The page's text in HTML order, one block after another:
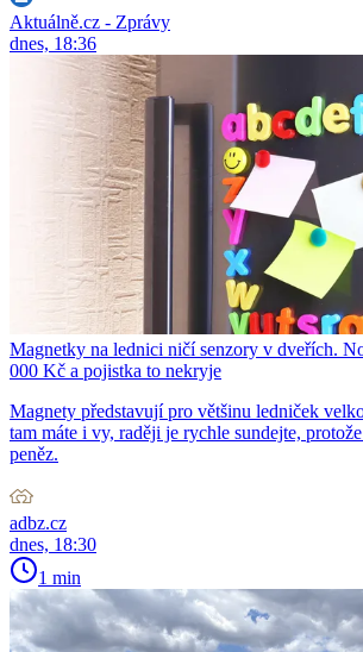
Aktuálně.cz - Zprávy
dnes, 18:36
Magnetky na lednici ničí senzory v dveřích.
000 Kč a pojistka to nekryje
Magnety představují pro většinu ledniček
tam máte i vy, raději je rychle sundejte,
peněz.
adbz.cz
dnes, 18:30
1 min